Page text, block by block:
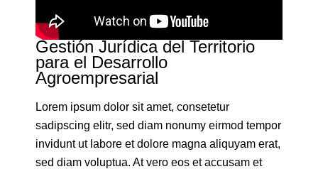
Gestión Jurídica del Territorio
para el Desarrollo
Agroempresarial
Lorem ipsum dolor sit amet, consetetur
sadipscing elitr, sed diam nonumy eirmod tempor
invidunt ut labore et dolore magna aliquyam erat,
sed diam voluptua. At vero eos et accusam et